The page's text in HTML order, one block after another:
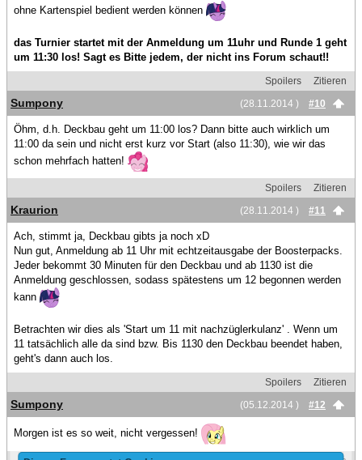
ohne Kartenspiel bedient werden können
das Turnier startet mit der Anmeldung um 11uhr und Runde 1 geht
um 11:30 los! Sagt es Bitte jedem, der nicht ins Forum schaut!!
Spoilers
Zitieren
(28.11.2014 )
#10
Sumpony
Öhm, d.h. Deckbau geht um 11:00 los? Dann bitte auch wirklich um
11:00 da sein und nicht erst kurz vor Start (also 11:30), wie wir das
schon mehrfach hatten!
Spoilers
Zitieren
(28.11.2014 )
#11
Kraurion
Ach, stimmt ja, Deckbau gibts ja noch xD
Nun gut, Anmeldung ab 11 Uhr mit echtzeitausgabe der Boosterpacks.
Jeder bekommt 30 Minuten für den Deckbau und ab 1130 ist die
Anmeldung geschlossen, sodass spätestens um 12 begonnen werden
kann
Betrachten wir dies als 'Start um 11 mit nachzüglerkulanz' . Wenn um
11 tatsächlich alle da sind bzw. Bis 1130 den Deckbau beendet haben,
geht's dann auch los.
Spoilers
Zitieren
(05.12.2014 )
#12
Sumpony
Morgen ist es so weit, nicht vergessen!